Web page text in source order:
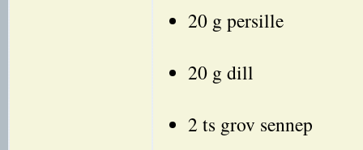
20 g persille
20 g dill
2 ts grov sennep